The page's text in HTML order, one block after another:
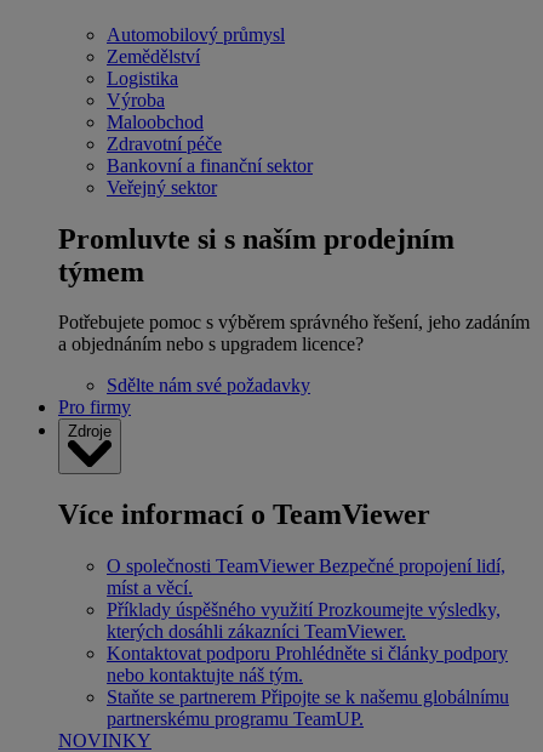
Automobilový průmysl
Zemědělství
Logistika
Výroba
Maloobchod
Zdravotní péče
Bankovní a finanční sektor
Veřejný sektor
Promluvte si s naším prodejním
týmem
Potřebujete pomoc s výběrem správného řešení, jeho zadáním
a objednáním nebo s upgradem licence?
Sdělte nám své požadavky
Pro firmy
Zdroje
Více informací o TeamViewer
O společnosti TeamViewer Bezpečné propojení lidí,
míst a věcí.
Příklady úspěšného využití Prozkoumejte výsledky,
kterých dosáhli zákazníci TeamViewer.
Kontaktovat podporu Prohlédněte si články podpory
nebo kontaktujte náš tým.
Staňte se partnerem Připojte se k našemu globálnímu
partnerskému programu TeamUP.
NOVINKY